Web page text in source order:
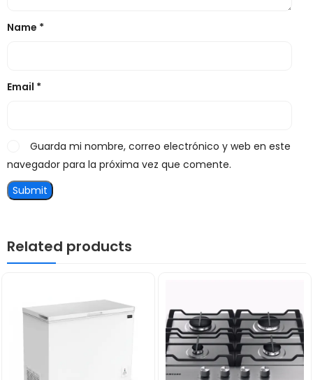
Name *
Email *
Guarda mi nombre, correo electrónico y web en este
navegador para la próxima vez que comente.
Related products